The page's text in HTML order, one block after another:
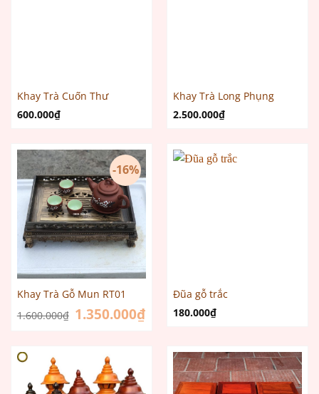
Khay Trà Cuốn Thư
600.000₫
Khay Trà Long Phụng
2.500.000₫
-16%
Khay Trà Gỗ Mun RT01
1.600.000₫ Giá
gốc
1.350.000₫Giá
hiện
1.350.000₫.
Đũa gỗ trắc
180.000₫